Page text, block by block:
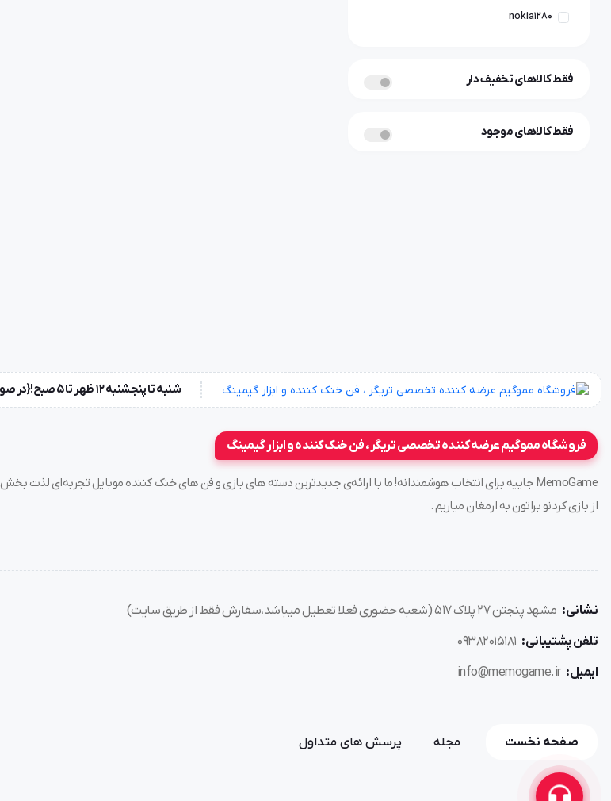
nokia1280
فقط کالاهای تخفیف دار
فقط کالاهای موجود
شنبه تا پنجشنبه ۱۲ ظهر تا 5 صبح!{در صورت پاسخگو نبودن پیامک بزارید} جمعه ها تعطیل !
فروشگاه مموگیم عرضه کننده تخصصی تریگر ، فن خنک کننده و ابزار گیمینگ
MemoGame جاییه برای انتخاب هوشمندانه! ما با ارائه‌ی جدیدترین دسته های بازی و فن های خنک کننده موبایل تجربه‌ای لذت بخش
از بازی کردنو براتون به ارمغان میاریم .
نشانی: مشهد پنجتن ۲۷ پلاک ۵۱۷ (شعبه حضوری فعلا تعطیل میباشد،سفارش فقط از طریق سایت)
تلفن پشتیبانی: ۰۹۳۸۲۰۱۵۱۸۱
ایمیل: info@memogame.ir
صفحه نخست مجله پرسش های متداول